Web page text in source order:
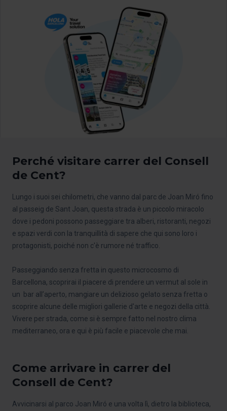
Perché visitare carrer del Consell
de Cent?
Lungo i suoi sei chilometri, che vanno dal parc de Joan Miró fino
al passeig de Sant Joan, questa strada è un piccolo miracolo
dove i pedoni possono passeggiare tra alberi, ristoranti, negozi
e spazi verdi con la tranquillità di sapere che qui sono loro i
protagonisti, poiché non c'è rumore né traffico.
Passeggiando senza fretta in questo microcosmo di
Barcellona, scoprirai il piacere di prendere un vermut al sole in
un bar all’aperto, mangiare un delizioso gelato senza fretta o
scoprire alcune delle migliori gallerie d'arte e negozi della città.
Vivere per strada, come si è sempre fatto nel nostro clima
mediterraneo, ora e qui è più facile e piacevole che mai.
Come arrivare in carrer del
Consell de Cent?
Avvicinarsi al parco Joan Miró e una volta lì, dietro la biblioteca,